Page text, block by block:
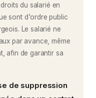
du salarié en
sont d'ordre public
Le salarié ne
par avance, même
afin de garantir sa
de suppression